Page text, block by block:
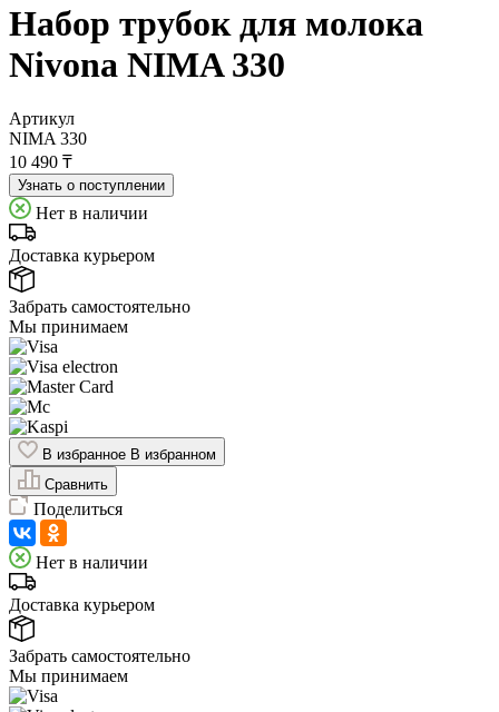
Набор трубок для молока
Nivona NIMA 330
Артикул
NIMA 330
10 490 ₸
Узнать о поступлении
Нет в наличии
Доставка курьером
Забрать самостоятельно
Мы принимаем
В избранное В избранном
Сравнить
Поделиться
Нет в наличии
Доставка курьером
Забрать самостоятельно
Мы принимаем